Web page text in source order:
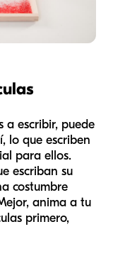
a escribir, puede
lo que escriben
para ellos.
escriban su
costumbre
anima a tu
primero,